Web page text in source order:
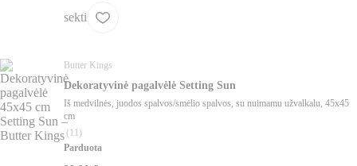
sekti
Butter Kings
Dekoratyvinė pagalvėlė Setting Sun
Iš medvilnės, juodos spalvos/smėlio spalvos, su nuimamu užvalkalu, 45x45
cm
(11)
Parduota